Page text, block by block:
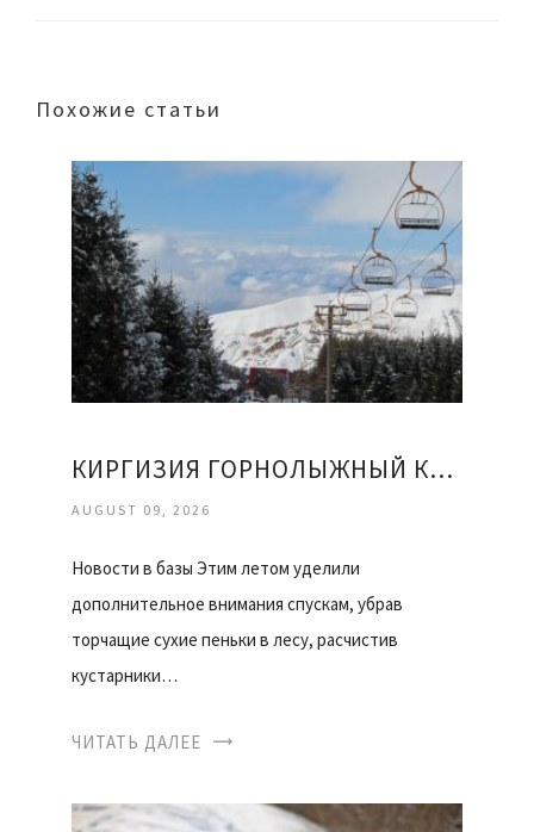
Похожие статьи
КИРГИЗИЯ ГОРНОЛЫЖНЫЙ КУРОРТ КАРАКОЛ ОТЗЫВЫ
AUGUST 09, 2026
Новости в базы Этим летом уделили
дополнительное внимания спускам, убрав
торчащие сухие пеньки в лесу, расчистив
кустарники…
ЧИТАТЬ ДАЛЕЕ